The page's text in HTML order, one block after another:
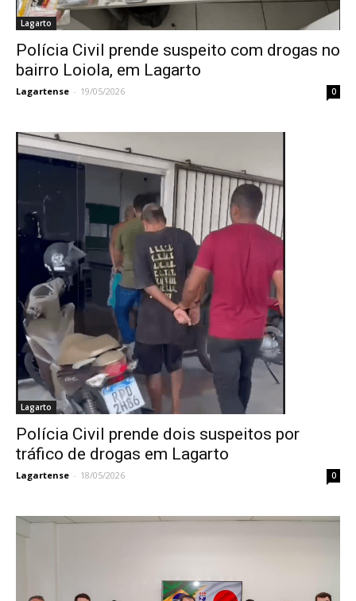
Lagarto
Polícia Civil prende suspeito com drogas no
bairro Loiola, em Lagarto
Lagartense - 19/05/2026 0
Lagarto
Polícia Civil prende dois suspeitos por
tráfico de drogas em Lagarto
Lagartense - 18/05/2026 0